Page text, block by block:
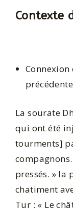
Contexte
Connexion
La sourate
qui ont été
tourments]
pressés. » la
chatiment
Tur : « Le